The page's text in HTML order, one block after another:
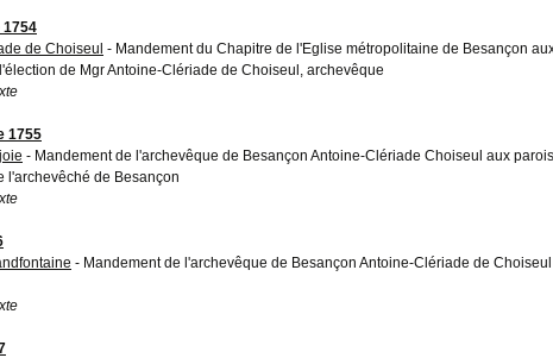
1754
de Choiseul - Mandement du Chapitre de l'Eglise métropolitaine de Besançon
de Mgr Antoine-Clériade de Choiseul, archevêque
1755
- Mandement de l'archevêque de Besançon Antoine-Clériade Choiseul aux
l'archevêché de Besançon
- Mandement de l'archevêque de Besançon Antoine-Clériade de